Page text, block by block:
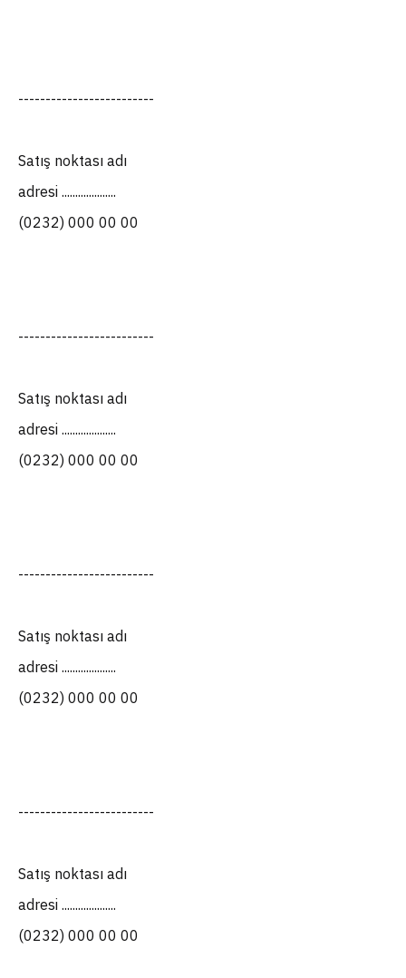
-------------------------
Satış noktası adı
adresi ....................
(0232) 000 00 00
-------------------------
Satış noktası adı
adresi ....................
(0232) 000 00 00
-------------------------
Satış noktası adı
adresi ....................
(0232) 000 00 00
-------------------------
Satış noktası adı
adresi ....................
(0232) 000 00 00